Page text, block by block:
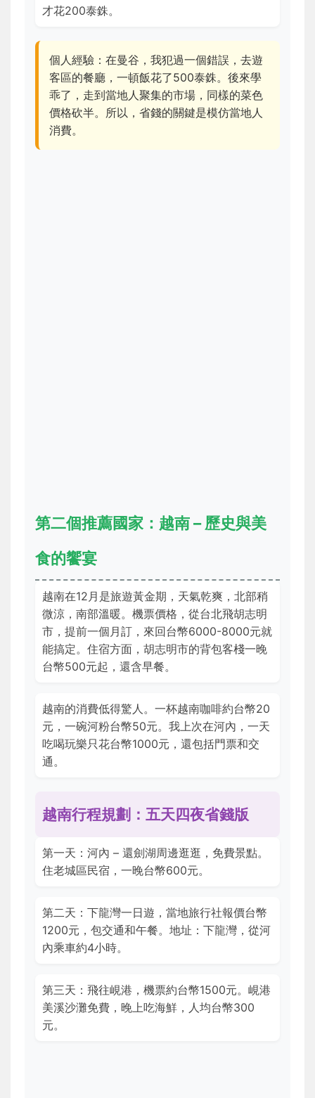
才花200泰銖。
個人經驗：在曼谷，我犯過一個錯誤，去遊
客區的餐廳，一頓飯花了500泰銖。後來學
乖了，走到當地人聚集的市場，同樣的菜色
價格砍半。所以，省錢的關鍵是模仿當地人
消費。
第二個推薦國家：越南 – 歷史與美
食的饗宴
越南在12月是旅遊黃金期，天氣乾爽，北部稍
微涼，南部溫暖。機票價格，從台北飛胡志明
市，提前一個月訂，來回台幣6000-8000元就
能搞定。住宿方面，胡志明市的背包客棧一晚
台幣500元起，還含早餐。
越南的消費低得驚人。一杯越南咖啡約台幣20
元，一碗河粉台幣50元。我上次在河內，一天
吃喝玩樂只花台幣1000元，還包括門票和交
通。
越南行程規劃：五天四夜省錢版
第一天：河內 – 還劍湖周邊逛逛，免費景點。
住老城區民宿，一晚台幣600元。
第二天：下龍灣一日遊，當地旅行社報價台幣
1200元，包交通和午餐。地址：下龍灣，從河
內乘車約4小時。
第三天：飛往峴港，機票約台幣1500元。峴港
美溪沙灘免費，晚上吃海鮮，人均台幣300
元。